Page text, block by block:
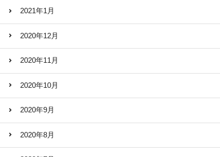
2021年1月
2020年12月
2020年11月
2020年10月
2020年9月
2020年8月